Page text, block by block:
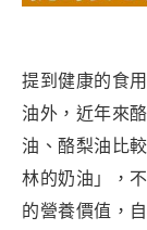
提到健康的食
油外，近年來
油、酪梨油比
林的奶油」，
的營養價值，